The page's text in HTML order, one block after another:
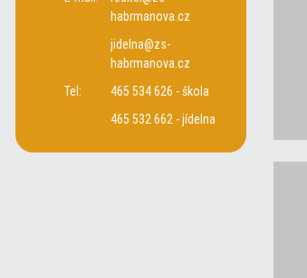
habrmanova.cz
jidelna@zs-
habrmanova.cz
Tel:
465 534 626 - škola
465 532 662 - jídelna